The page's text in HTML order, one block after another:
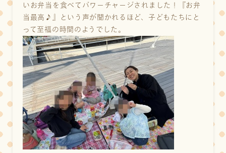
いお弁当を食べてパワーチャージされました！『お弁
当最高♪』という声が聞かれるほど、子どもたちにと
って至福の時間のようでした。